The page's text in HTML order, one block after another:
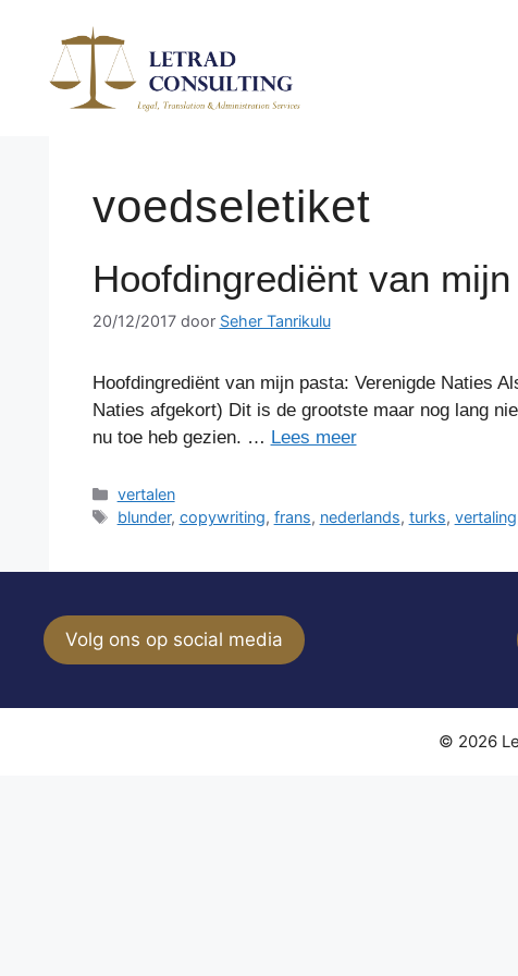
inhoud
voedseletiket
Hoofdingrediënt van
20/12/2017 door Seher Tanrikulu
Hoofdingrediënt van mijn pasta: Verenigde Naties
Naties afgekort) Dit is de grootste maar nog lang
nu toe heb gezien. … Lees meer
Categorieën
vertalen
Tags
blunder, copywriting, frans, nederlands, turks, vertaling
Volg ons op social media
© 2026